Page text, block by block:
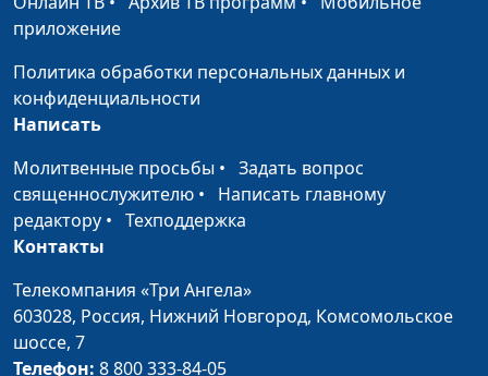
академии
Авторство
часть)
священнослужитель,
преподаватель
Заокской духовной
Победа во Христе
Александр Аппак,
священнослужитель
Спасение во Христе
приложение
Политика обработки персональных данных и
конфиденциальности
Написать
Молитвенные просьбы • Задать вопрос
священнослужителю • Написать главному
редактору • Техподдержка
Контакты
Телекомпания «Три Ангела»
603028, Россия, Нижний Новгород, Комсомольское
шоссе, 7
Телефон: 8 800 333-84-05